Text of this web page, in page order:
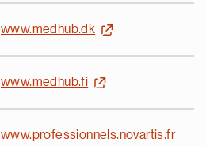
www.medhub.dk
www.medhub.fi
www.professionnels.novartis.fr